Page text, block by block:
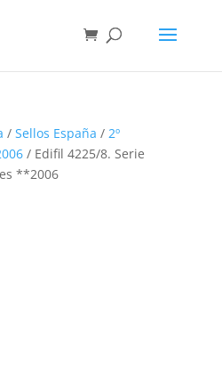
/ Sellos España / 2º
/ Edifil 4225/8. Serie
**2006